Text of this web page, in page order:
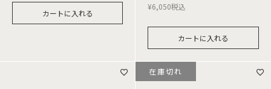
カートに入れる
¥6,050税込
カートに入れる
在庫切れ